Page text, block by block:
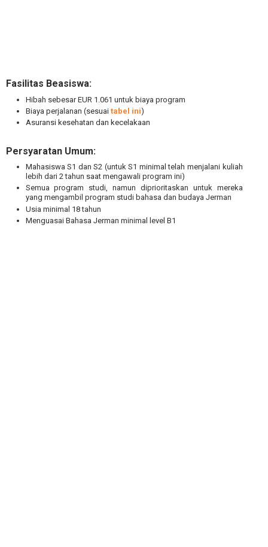
Fasilitas Beasiswa:
Hibah sebesar EUR 1.061 untuk biaya program
Biaya perjalanan (sesuai tabel ini)
Asuransi kesehatan dan kecelakaan
Persyaratan Umum:
Mahasiswa S1 dan S2 (untuk S1 minimal telah menjalani kuliah
lebih dari 2 tahun saat mengawali program ini)
Semua program studi, namun diprioritaskan untuk mereka
yang mengambil program studi bahasa dan budaya Jerman
Usia minimal 18 tahun
Menguasai Bahasa Jerman minimal level B1